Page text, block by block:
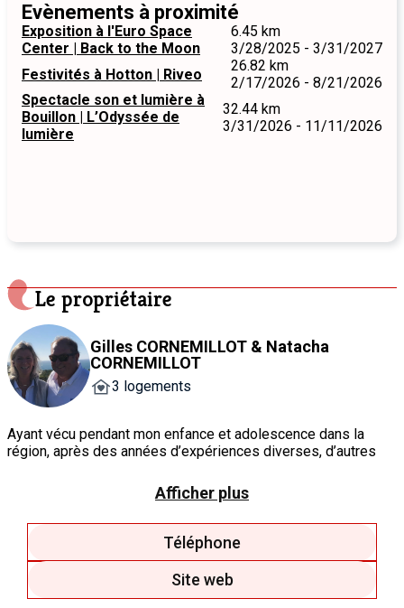
Evènements à proximité
Exposition à l'Euro Space
Center | Back to the Moon
6.45 km
3/28/2025 - 3/31/2027
Festivités à Hotton | Riveo
26.82 km
2/17/2026 - 8/21/2026
Spectacle son et lumière à
Bouillon | L’Odyssée de
lumière
32.44 km
3/31/2026 - 11/11/2026
Le propriétaire
Gilles CORNEMILLOT & Natacha
CORNEMILLOT
3 logements
Ayant vécu pendant mon enfance et adolescence dans la
région, après des années d’expériences diverses, d’autres
Passionnés de grands espaces et de verdure, de calme, de
nature et de promenades.
Ce magnifique projet est arrivé au bon moment, celui où nous
avons quitté une autre expérience professionnelle, mais qui
rejoint aussi notre passion pour l’accueil, le bien-être, la
décoration, le bricolage et le jardinage..
Afficher plus
Téléphone
Site web